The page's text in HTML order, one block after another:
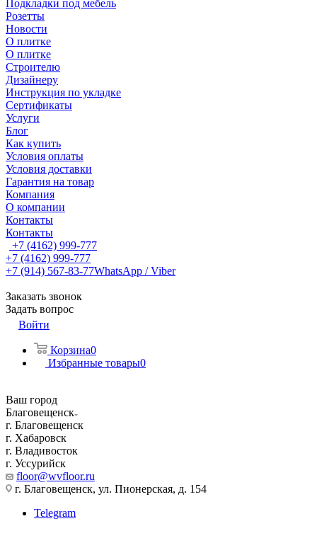
Подкладки под мебель
Розетты
Новости
О плитке
О плитке
Строителю
Дизайнеру
Инструкция по укладке
Сертификаты
Услуги
Блог
Как купить
Условия оплаты
Условия доставки
Гарантия на товар
Компания
О компании
Контакты
Контакты
+7 (4162) 999-777
+7 (4162) 999-777
+7 (914) 567-83-77WhatsApp / Viber
Заказать звонок
Задать вопрос
Войти
Корзина0
Избранные товары0
Ваш город
Благовещенск
г. Благовещенск
г. Хабаровск
г. Владивосток
г. Уссурийск
floor@wvfloor.ru
г. Благовещенск, ул. Пионерская, д. 154
Telegram